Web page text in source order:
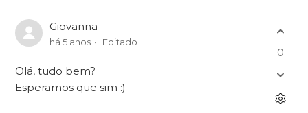
Giovanna
há 5 anos Editado
Olá, tudo bem?
Esperamos que sim :)
0